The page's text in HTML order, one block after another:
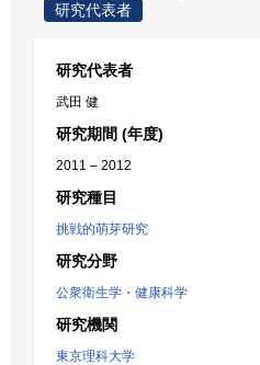
研究代表者
研究代表者
武田 健
研究期間 (年度)
2011 – 2012
研究種目
挑戦的萌芽研究
研究分野
公衆衛生学・健康科学
研究機関
東京理科大学